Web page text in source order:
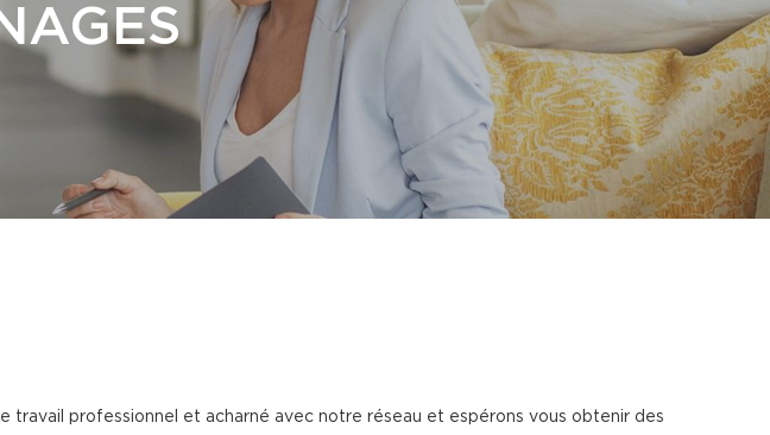
professionnel et acharné avec notre réseau et espérons vous obtenir des